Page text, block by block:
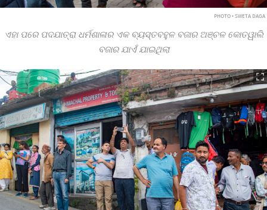
PHOTO • SWETA DAGA
ଏହା ପରେ ପଦଯାତ୍ରା ଧର୍ମଶାଳାର ଏକ ବ୍ୟସ୍ତବହୁଳ ବଜାର ଅଞ୍ଚଳ କୋତୱାଲି
ବଜାର ଯାଏଁ ଯାଇଥିଲା